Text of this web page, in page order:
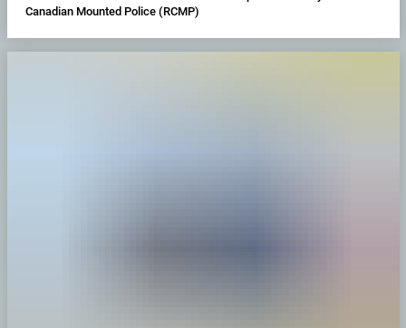
Canadian Mounted Police (RCMP)